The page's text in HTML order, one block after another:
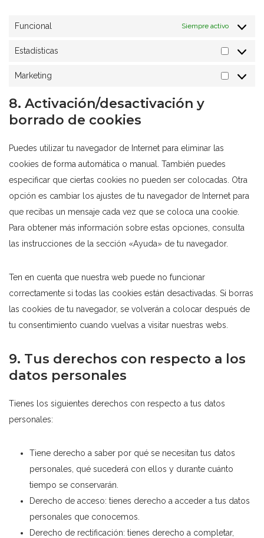
Funcional Siempre activo
Estadísticas
Marketing
8. Activación/desactivación y
borrado de cookies
Puedes utilizar tu navegador de Internet para eliminar las
cookies de forma automática o manual. También puedes
especificar que ciertas cookies no pueden ser colocadas. Otra
opción es cambiar los ajustes de tu navegador de Internet para
que recibas un mensaje cada vez que se coloca una cookie.
Para obtener más información sobre estas opciones, consulta
las instrucciones de la sección «Ayuda» de tu navegador.
Ten en cuenta que nuestra web puede no funcionar
correctamente si todas las cookies están desactivadas. Si borras
las cookies de tu navegador, se volverán a colocar después de
tu consentimiento cuando vuelvas a visitar nuestras webs.
9. Tus derechos con respecto a los
datos personales
Tienes los siguientes derechos con respecto a tus datos
personales:
Tiene derecho a saber por qué se necesitan tus datos
personales, qué sucederá con ellos y durante cuánto
tiempo se conservarán.
Derecho de acceso: tienes derecho a acceder a tus datos
personales que conocemos.
Derecho de rectificación: tienes derecho a completar,